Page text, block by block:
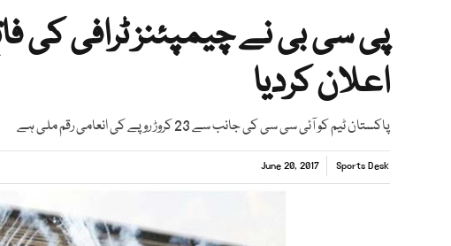
پی سی بی نے چیمپئنز ٹرافی کی
اعلان کردیا
پاکستان ٹیم کو آئی سی سی کی جانب سے 23 کروڑ روپے کی انعامی رقم ملی ہے
Sports Desk
June 20, 2017